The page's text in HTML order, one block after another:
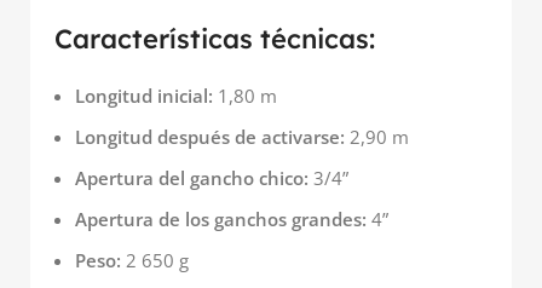
Características técnicas:
Longitud inicial: 1,80 m
Longitud después de activarse: 2,90 m
Apertura del gancho chico: 3/4”
Apertura de los ganchos grandes: 4”
Peso: 2 650 g